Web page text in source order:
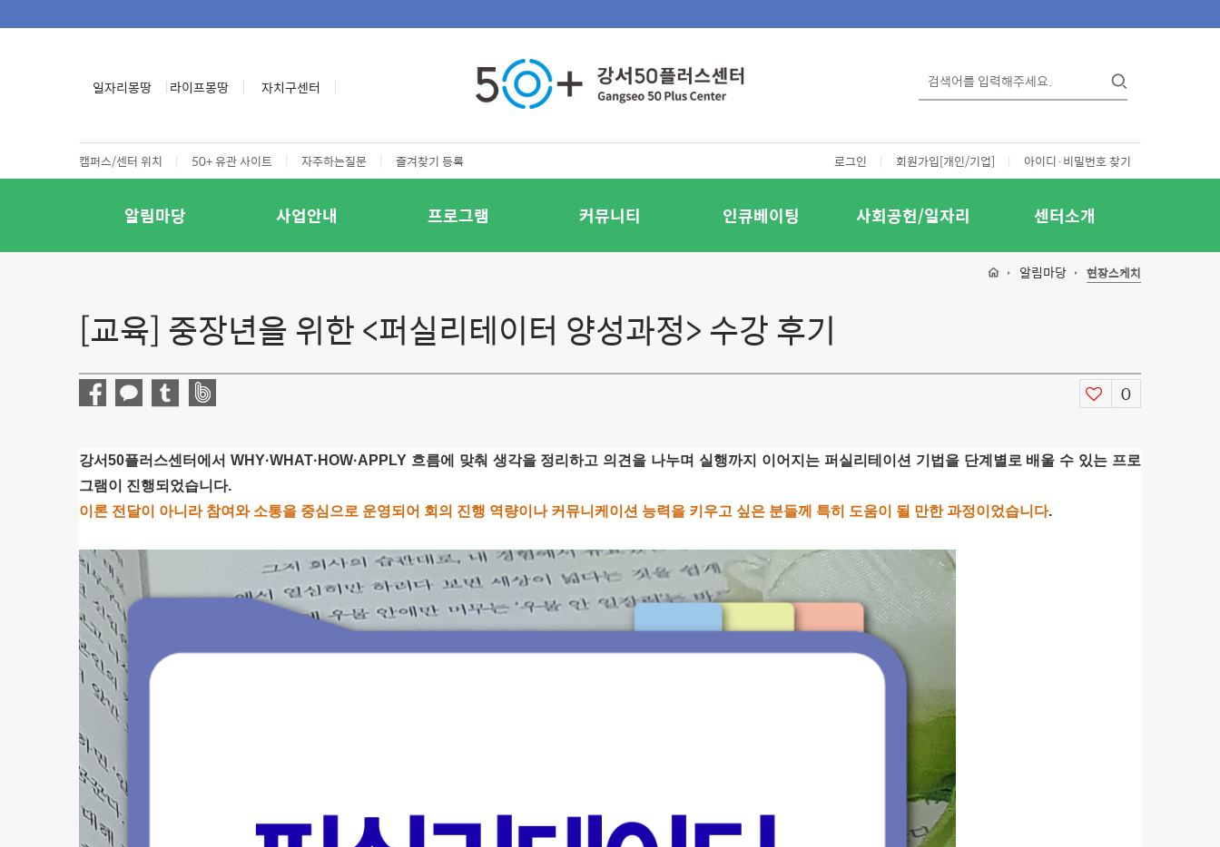
일자리몽땅 라이프몽땅 자치구센터
캠퍼스/센터 위치 | 50+ 유관 사이트 | 자주하는질문 | 즐겨찾기 등록 로그인 | 회원가입[개인/기업] | 아이디·비밀번호 찾기
알림마당 사업안내 프로그램 커뮤니티 인큐베이팅 사회공헌/일자리 센터소개
알림마당 현장스케치
[교육] 중장년을 위한 <퍼실리테이터 양성과정> 수강 후기
0
강서50플러스센터에서 WHY·WHAT·HOW·APPLY 흐름에 맞춰 생각을 정리하고 의견을 나누며 실행까지 이어지는 퍼실리테이션 기법을 단계별로 배울 수 있는 프로
그램이 진행되었습니다.
이론 전달이 아니라 참여와 소통을 중심으로 운영되어 회의 진행 역량이나 커뮤니케이션 능력을 키우고 싶은 분들께 특히 도움이 될 만한 과정이었습니다.